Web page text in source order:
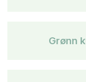
Grønn